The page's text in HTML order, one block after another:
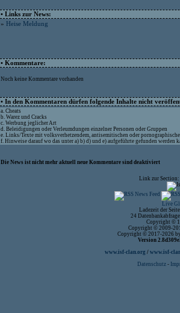
• Links zur News:
» Heise Meldung
• Kommentare:
Noch keine Kommentare vorhanden
• In den Kommentaren dürfen folgende Inhalte nicht
a. Cheats
b. Warez und Cracks
c. Werbung jeglicher Art
d. Beleidigungen oder Verleumdungen einzelner Personen oder Gruppen
e. Links/Texte mit volksverhetzendem, antisemitischen oder
f. Hinweise darauf wo das unter a) b) d) und e) aufgeführte gefunden werden
Die News ist nicht mehr aktuell neue Kommentare sind deaktiviert
Link zur Section:
Live
Ladezeit der
24
Copyright ©
Copyright © 2009-
Copyright © 2017-2026
Version
www.isf-clan.org / www.isf-
Datenschutz -